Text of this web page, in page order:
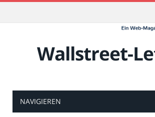
Wallstreet-
NAVIGIEREN